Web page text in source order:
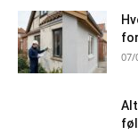
07/